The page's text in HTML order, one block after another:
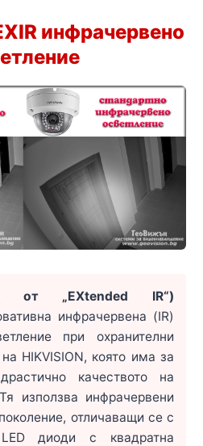
инфрачервено
от „EXtended IR“)
инфрачервена (IR)
при охранителни
HIKVISION, която има за
качеството на
използва инфрачервени
отличаващи се с
LED диоди с квадратна